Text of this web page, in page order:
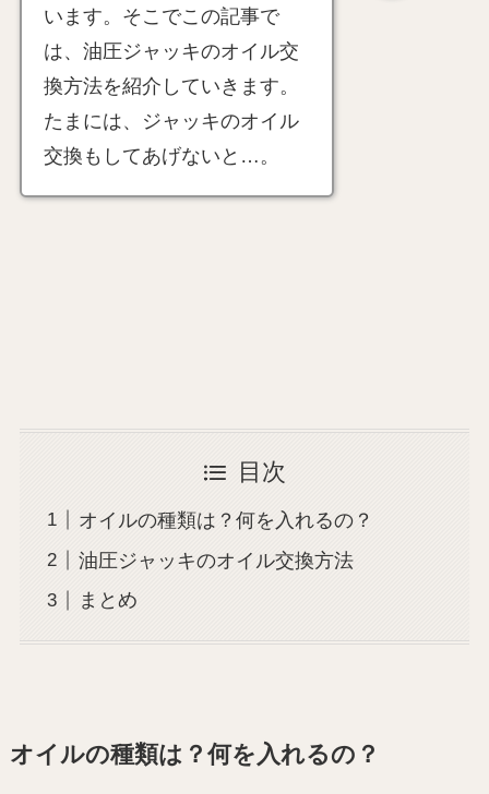
います。そこでこの記事で
は、油圧ジャッキのオイル交
換方法を紹介していきます。
たまには、ジャッキのオイル
交換もしてあげないと…。
目次
オイルの種類は？何を入れるの？
油圧ジャッキのオイル交換方法
まとめ
オイルの種類は？何を入れるの？